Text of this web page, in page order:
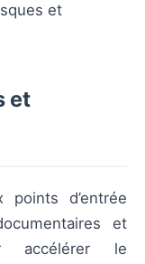
et
et
points d’entrée
et
accélérer le